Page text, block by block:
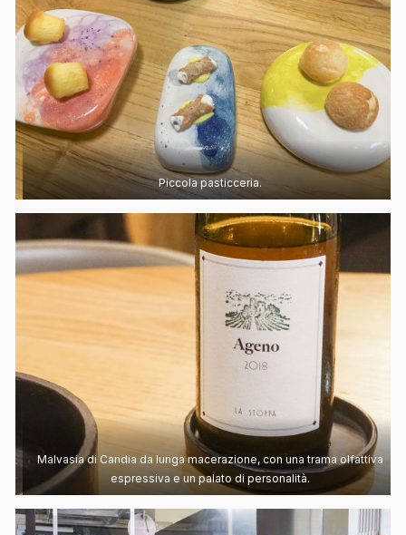
Piccola pasticceria.
Malvasia di Candia da lunga macerazione, con una trama olfattiva
espressiva e un palato di personalità.